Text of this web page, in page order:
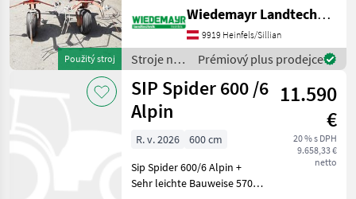
Použitý stroj
+ 2 Räder sperrbar + 2
Räder drehend +
Ballonbereifung 15x6.00-6 +
Mechanische Klappung
Wiedemayr Landtechnik GmbH
9919 Heinfels/Sillian
Stroje na
zber
objemových
krmív /
SIP
Prémiový plus prodejce
SIP Spider 600 /6
Alpin
11.590
€
20 % s DPH
9.658,33 €
netto
R. v. 2026
600 cm
Sip Spider 600/6 Alpin +
Sehr leichte Bauweise 570